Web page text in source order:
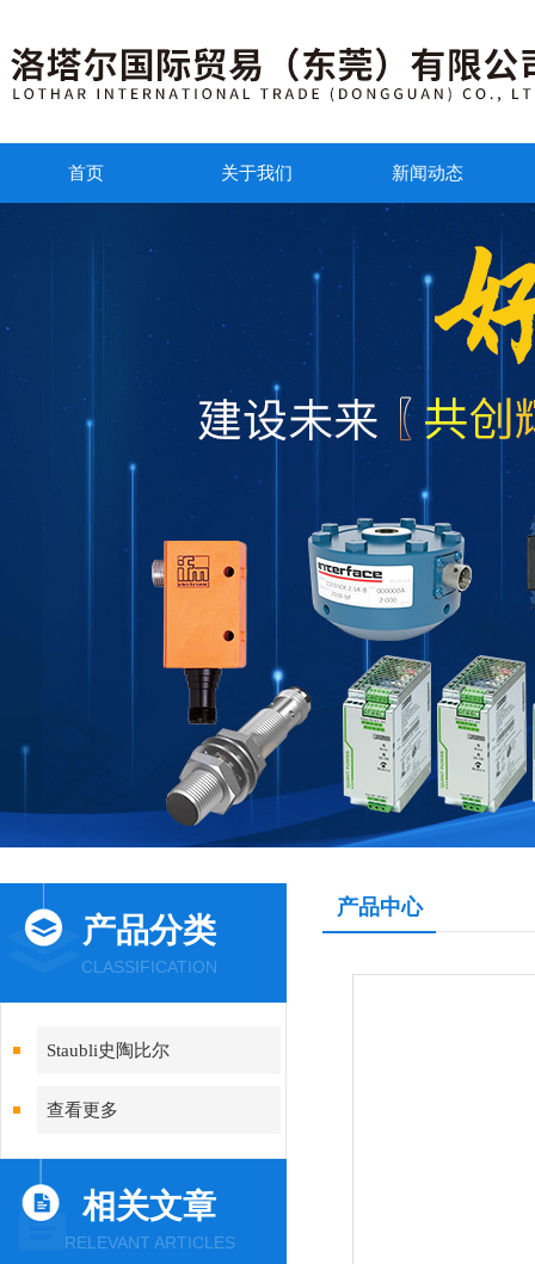
首页 关于我们 新闻动态
产品分类
CLASSIFICATION
Staubli史陶比尔
查看更多
相关文章
RELEVANT ARTICLES
产品中心